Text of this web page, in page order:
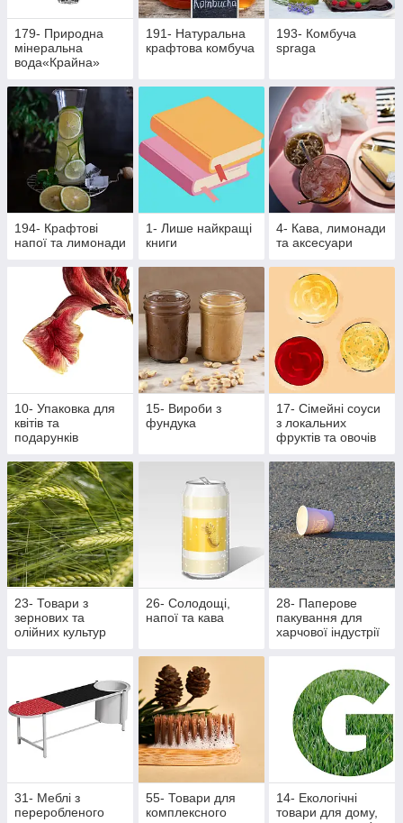
179- Природна
мінеральна
вода«Крайна»
191- Натуральна
крафтова комбуча
193- Комбуча
spraga
194- Крафтові
напої та лимонади
1- Лише найкращі
книги
4- Кава, лимонади
та аксесуари
10- Упаковка для
квітів та
подарунків
15- Вироби з
фундука
17- Сімейні соуси
з локальних
фруктів та овочів
23- Товари з
зернових та
олійних культур
26- Солодощі,
напої та кава
28- Паперове
пакування для
харчової індустрії
31- Меблі з
переробленого
55- Товари для
комплексного
14- Екологічні
товари для дому,